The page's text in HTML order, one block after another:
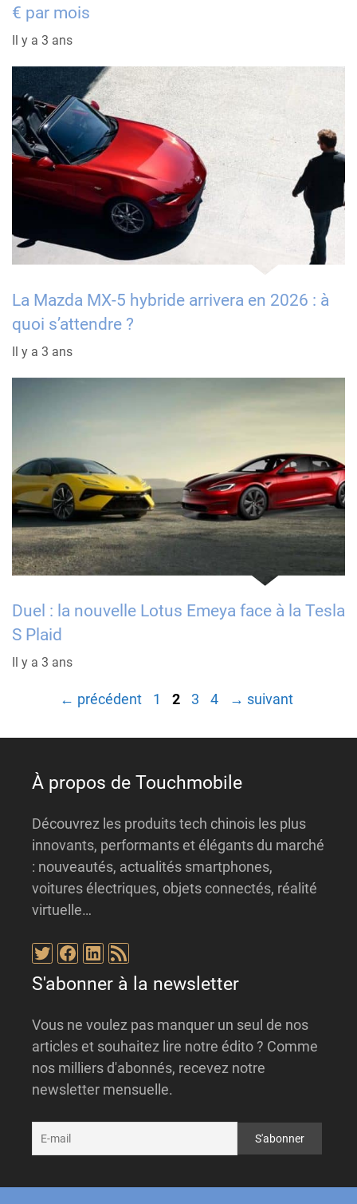
€ par mois
Il y a 3 ans
La Mazda MX-5 hybride arrivera en 2026 : à
quoi s’attendre ?
Il y a 3 ans
Duel : la nouvelle Lotus Emeya face à la Tesla
S Plaid
Il y a 3 ans
← précédent Page
1 Page
2 Page
3 Page
4 → suivant
À propos de Touchmobile
Découvrez les produits tech chinois les plus
innovants, performants et élégants du marché
: nouveautés, actualités smartphones,
voitures électriques, objets connectés, réalité
virtuelle…
Twitter
Facebook
LinkedIn
Flux RSS
S'abonner à la newsletter
Vous ne voulez pas manquer un seul de nos
articles et souhaitez lire notre édito ? Comme
nos milliers d'abonnés, recevez notre
newsletter mensuelle.